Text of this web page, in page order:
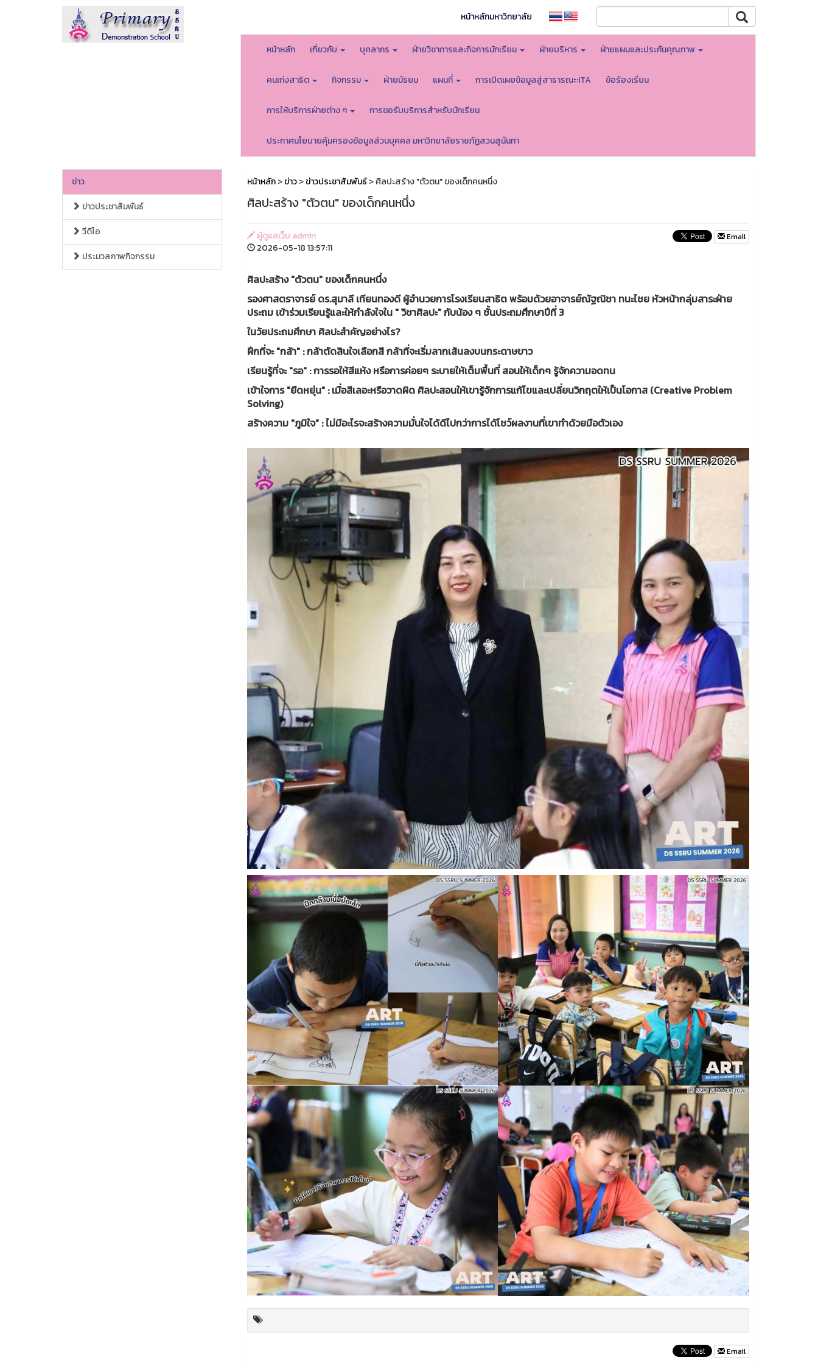
หน้าหลักมหาวิทยาลัย
หน้าหลัก เกี่ยวกับ บุคลากร ฝ่ายวิชาการและกิจการนักเรียน ฝ่ายบริหาร ฝ่ายแผนและประกันคุณภาพ
คนเก่งสาธิต กิจกรรม ฝ่ายมัธยม แผนที่ การเปิดเผยข้อมูลสู่สาธารณะ:ITA ข้อร้องเรียน
การให้บริการฝ่ายต่าง ๆ การขอรับบริการสำหรับนักเรียน
ประกาศนโยบายคุ้มครองข้อมูลส่วนบุคคล มหาวิทยาลัยราชภัฏสวนสุนันทา
ข่าว
ข่าวประชาสัมพันธ์
วีดีโอ
ประมวลภาพกิจกรรม
หน้าหลัก>ข่าว>ข่าวประชาสัมพันธ์> ศิลปะสร้าง "ตัวตน" ของเด็กคนหนึ่ง
ศิลปะสร้าง "ตัวตน" ของเด็กคนหนึ่ง
ผู้ดูแลเว็บ admin
2026-05-18 13:57:11
Email
ศิลปะสร้าง "ตัวตน" ของเด็กคนหนึ่ง
รองศาสตราจารย์ ดร.สุมาลี เทียนทองดี ผู้อำนวยการโรงเรียนสาธิต พร้อมด้วยอาจารย์ณัฐณิชา ทนะไชย หัวหน้ากลุ่มสาระฝ่าย
ประถม เข้าร่วมเรียนรู้และให้กำลังใจใน " วิชาศิลปะ" กับน้อง ๆ ชั้นประถมศึกษาปีที่ 3
ในวัยประถมศึกษา ศิลปะสำคัญอย่างไร?
ฝึกที่จะ "กล้า" : กล้าตัดสินใจเลือกสี กล้าที่จะเริ่มลากเส้นลงบนกระดาษขาว
เรียนรู้ที่จะ "รอ" : การรอให้สีแห้ง หรือการค่อยๆ ระบายให้เต็มพื้นที่ สอนให้เด็กๆ รู้จักความอดทน
เข้าใจการ "ยืดหยุ่น" : เมื่อสีเลอะหรือวาดผิด ศิลปะสอนให้เขารู้จักการแก้ไขและเปลี่ยนวิกฤตให้เป็นโอกาส (Creative Problem
Solving)
สร้างความ "ภูมิใจ" : ไม่มีอะไรจะสร้างความมั่นใจได้ดีไปกว่าการได้โชว์ผลงานที่เขาทำด้วยมือตัวเอง
Email